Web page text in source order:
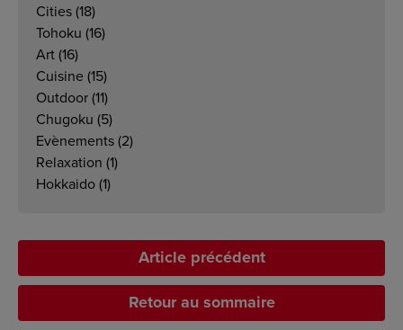
Cities (18)
Tohoku (16)
Art (16)
Cuisine (15)
Outdoor (11)
Chugoku (5)
Evènements (2)
Relaxation (1)
Hokkaido (1)
Article précédent
Retour au sommaire